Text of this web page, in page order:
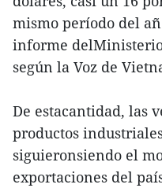
mismo período del
informe
según la Voz de
De estacantidad, las
productos
siguieronsiendo el
exportaciones del